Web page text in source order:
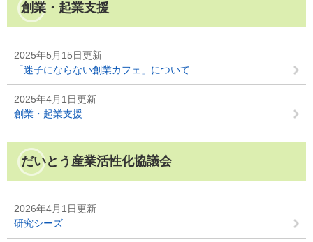
創業・起業支援
2025年5月15日更新
「迷子にならない創業カフェ」について
2025年4月1日更新
創業・起業支援
だいとう産業活性化協議会
2026年4月1日更新
研究シーズ